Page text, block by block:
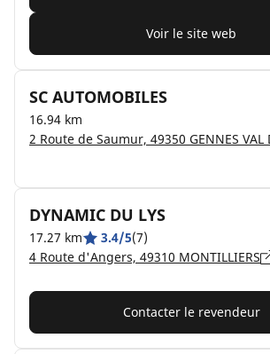
Voir le site web
SC AUTOMOBILES
16.94 km
2 Route de Saumur, 49350 GENNES VAL
DYNAMIC DU LYS
17.27 km 3.4/5(7)
4 Route d'Angers, 49310 MONTILLIERS
Contacter le revendeur